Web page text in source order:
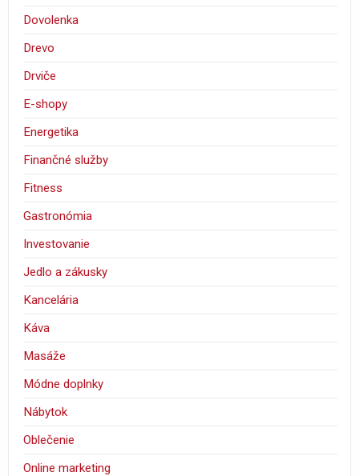
Dovolenka
Drevo
Drviče
E-shopy
Energetika
Finančné služby
Fitness
Gastronómia
Investovanie
Jedlo a zákusky
Kancelária
Káva
Masáže
Módne doplnky
Nábytok
Oblečenie
Online marketing